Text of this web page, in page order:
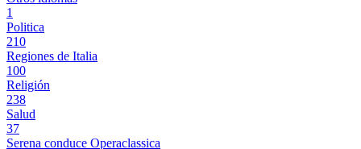
1
Politica
210
Regiones de Italia
100
Religión
238
Salud
37
Serena conduce Operaclassica